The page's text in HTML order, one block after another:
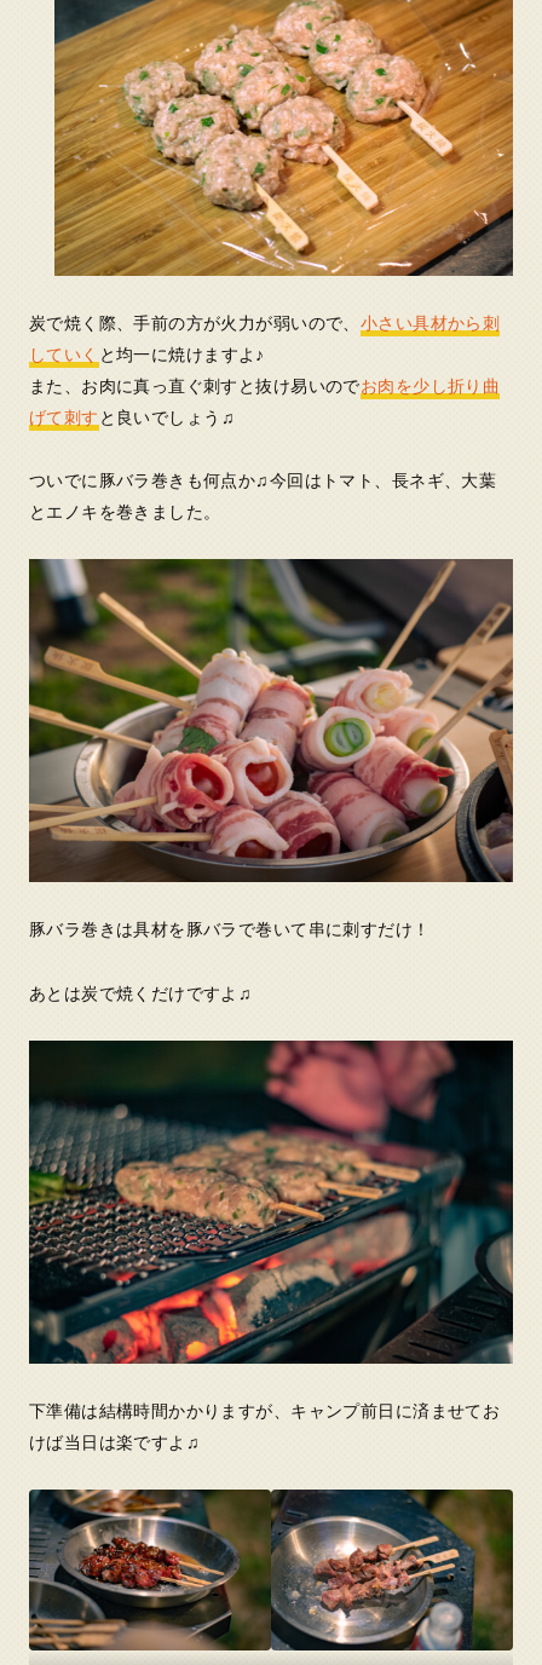
炭で焼く際、手前の方が火力が弱いので、 小さい具材から刺
していく と均一に焼けますよ♪
また、お肉に真っ直ぐ刺すと抜け易いのでお肉を少し折り曲
げて刺す と良いでしょう♫
ついでに豚バラ巻きも何点か♫今回はトマト、長ネギ、大葉
とエノキを巻きました。
豚バラ巻きは具材を豚バラで巻いて串に刺すだけ！
あとは炭で焼くだけですよ♫
下準備は結構時間かかりますが、キャンプ前日に済ませてお
けば当日は楽ですよ♫